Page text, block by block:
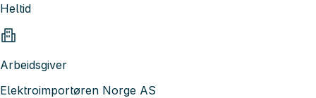
Heltid
Arbeidsgiver
Elektroimportøren Norge AS